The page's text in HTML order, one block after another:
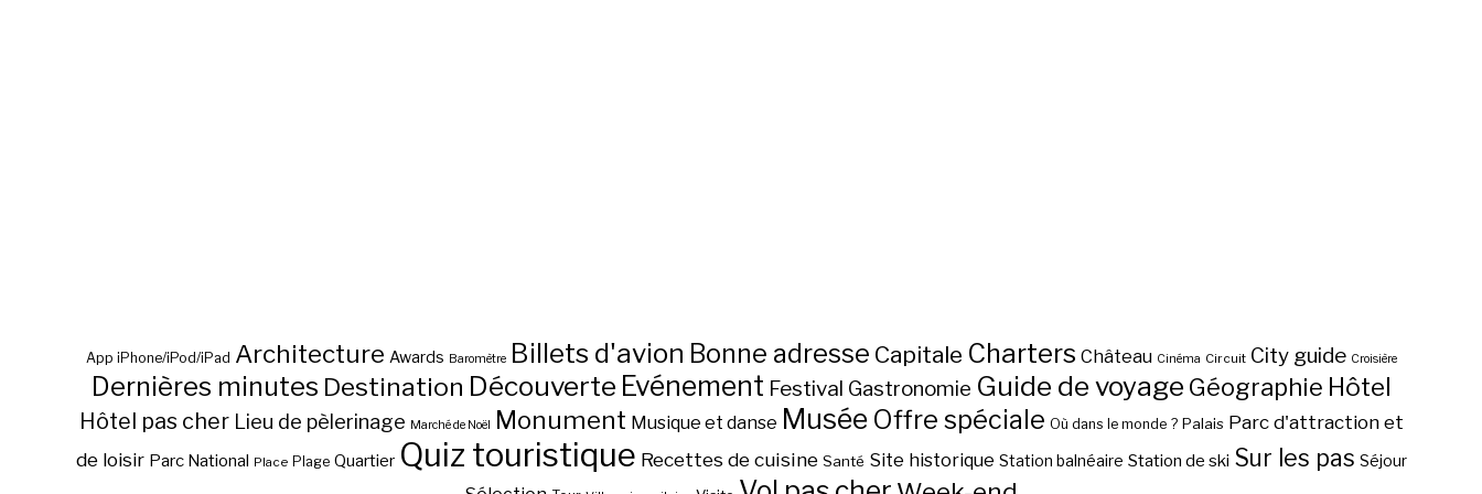
App iPhone/iPod/iPad Architecture Awards Baromètre Billets d'avion Bonne adresse Capitale Charters Château Cinéma Circuit City guide Croisière
Dernières minutes Destination Découverte Evénement Festival Gastronomie Guide de voyage Géographie Hôtel
Hôtel pas cher Lieu de pèlerinage Marché de Noël Monument Musique et danse Musée Offre spéciale Où dans le monde ? Palais Parc d'attraction et
de loisir Parc National Place Plage Quartier Quiz touristique Recettes de cuisine Santé Site historique Station balnéaire Station de ski Sur les pas Séjour